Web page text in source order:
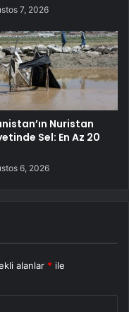
7, 2026
Nuristan
Sel: En Az 20
6, 2026
alanlar * ile